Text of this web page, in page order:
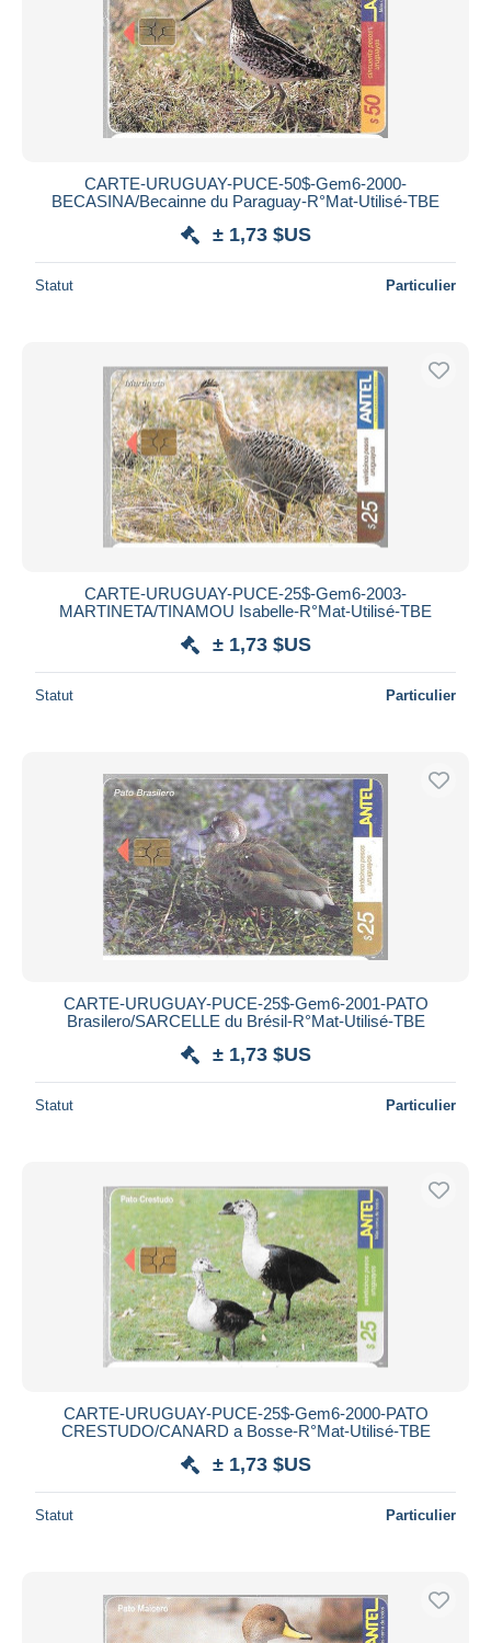
CARTE-URUGUAY-PUCE-50$-Gem6-2000-
BECASINA/Becainne du Paraguay-R°Mat-Utilisé-TBE
± 1,73 $US
Statut Particulier
CARTE-URUGUAY-PUCE-25$-Gem6-2003-
MARTINETA/TINAMOU Isabelle-R°Mat-Utilisé-TBE
± 1,73 $US
Statut Particulier
CARTE-URUGUAY-PUCE-25$-Gem6-2001-PATO
Brasilero/SARCELLE du Brésil-R°Mat-Utilisé-TBE
± 1,73 $US
Statut Particulier
CARTE-URUGUAY-PUCE-25$-Gem6-2000-PATO
CRESTUDO/CANARD a Bosse-R°Mat-Utilisé-TBE
± 1,73 $US
Statut Particulier